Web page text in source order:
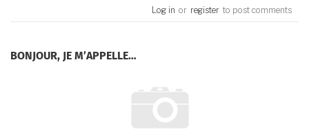
Log in or register to post comments
BONJOUR, JE M’APPELLE…